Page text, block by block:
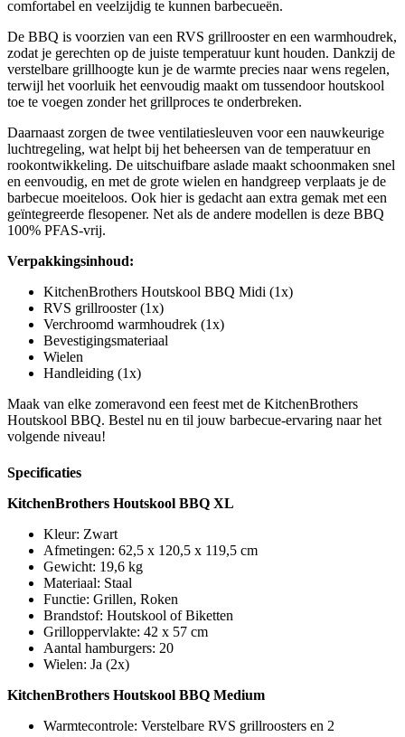
comfortabel en veelzijdig te kunnen barbecueën.
De BBQ is voorzien van een RVS grillrooster en een warmhoudrek,
zodat je gerechten op de juiste temperatuur kunt houden. Dankzij de
verstelbare grillhoogte kun je de warmte precies naar wens regelen,
terwijl het voorluik het eenvoudig maakt om tussendoor houtskool
toe te voegen zonder het grillproces te onderbreken.
Daarnaast zorgen de twee ventilatiesleuven voor een nauwkeurige
luchtregeling, wat helpt bij het beheersen van de temperatuur en
rookontwikkeling. De uitschuifbare aslade maakt schoonmaken snel
en eenvoudig, en met de grote wielen en handgreep verplaats je de
barbecue moeiteloos. Ook hier is gedacht aan extra gemak met een
geïntegreerde flesopener. Net als de andere modellen is deze BBQ
100% PFAS-vrij.
Verpakkingsinhoud:
KitchenBrothers Houtskool BBQ Midi (1x)
RVS grillrooster (1x)
Verchroomd warmhoudrek (1x)
Bevestigingsmateriaal
Wielen
Handleiding (1x)
Maak van elke zomeravond een feest met de KitchenBrothers
Houtskool BBQ. Bestel nu en til jouw barbecue-ervaring naar het
volgende niveau!
Specificaties
KitchenBrothers Houtskool BBQ XL
Kleur: Zwart
Afmetingen: 62,5 x 120,5 x 119,5 cm
Gewicht: 19,6 kg
Materiaal: Staal
Functie: Grillen, Roken
Brandstof: Houtskool of Biketten
Grilloppervlakte: 42 x 57 cm
Aantal hamburgers: 20
Wielen: Ja (2x)
KitchenBrothers Houtskool BBQ Medium
Warmtecontrole: Verstelbare RVS grillroosters en 2